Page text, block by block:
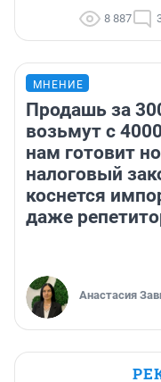
8 887
МНЕНИЕ
Продашь за
возьмут с
нам готовит
налоговый
коснется
даже
Анастасия